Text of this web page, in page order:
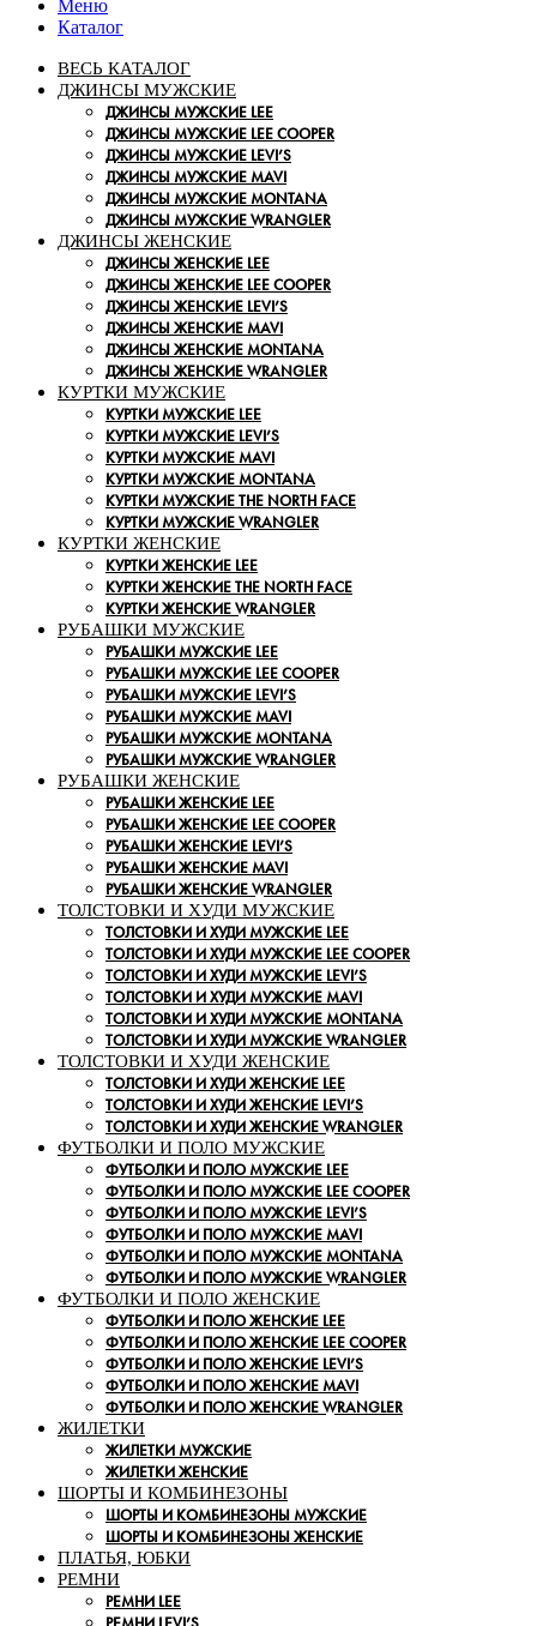
Меню
Каталог
ВЕСЬ КАТАЛОГ
ДЖИНСЫ МУЖСКИЕ
ДЖИНСЫ МУЖСКИЕ LEE
ДЖИНСЫ МУЖСКИЕ LEE COOPER
ДЖИНСЫ МУЖСКИЕ LEVI’S
ДЖИНСЫ МУЖСКИЕ MAVI
ДЖИНСЫ МУЖСКИЕ MONTANA
ДЖИНСЫ МУЖСКИЕ WRANGLER
ДЖИНСЫ ЖЕНСКИЕ
ДЖИНСЫ ЖЕНСКИЕ LEE
ДЖИНСЫ ЖЕНСКИЕ LEE COOPER
ДЖИНСЫ ЖЕНСКИЕ LEVI’S
ДЖИНСЫ ЖЕНСКИЕ MAVI
ДЖИНСЫ ЖЕНСКИЕ MONTANA
ДЖИНСЫ ЖЕНСКИЕ WRANGLER
КУРТКИ МУЖСКИЕ
КУРТКИ МУЖСКИЕ LEE
КУРТКИ МУЖСКИЕ LEVI’S
КУРТКИ МУЖСКИЕ MAVI
КУРТКИ МУЖСКИЕ MONTANA
КУРТКИ МУЖСКИЕ THE NORTH FACE
КУРТКИ МУЖСКИЕ WRANGLER
КУРТКИ ЖЕНСКИЕ
КУРТКИ ЖЕНСКИЕ LEE
КУРТКИ ЖЕНСКИЕ THE NORTH FACE
КУРТКИ ЖЕНСКИЕ WRANGLER
РУБАШКИ МУЖСКИЕ
РУБАШКИ МУЖСКИЕ LEE
РУБАШКИ МУЖСКИЕ LEE COOPER
РУБАШКИ МУЖСКИЕ LEVI’S
РУБАШКИ МУЖСКИЕ MAVI
РУБАШКИ МУЖСКИЕ MONTANA
РУБАШКИ МУЖСКИЕ WRANGLER
РУБАШКИ ЖЕНСКИЕ
РУБАШКИ ЖЕНСКИЕ LEE
РУБАШКИ ЖЕНСКИЕ LEE COOPER
РУБАШКИ ЖЕНСКИЕ LEVI’S
РУБАШКИ ЖЕНСКИЕ MAVI
РУБАШКИ ЖЕНСКИЕ WRANGLER
ТОЛСТОВКИ И ХУДИ МУЖСКИЕ
ТОЛСТОВКИ И ХУДИ МУЖСКИЕ LEE
ТОЛСТОВКИ И ХУДИ МУЖСКИЕ LEE COOPER
ТОЛСТОВКИ И ХУДИ МУЖСКИЕ LEVI’S
ТОЛСТОВКИ И ХУДИ МУЖСКИЕ MAVI
ТОЛСТОВКИ И ХУДИ МУЖСКИЕ MONTANA
ТОЛСТОВКИ И ХУДИ МУЖСКИЕ WRANGLER
ТОЛСТОВКИ И ХУДИ ЖЕНСКИЕ
ТОЛСТОВКИ И ХУДИ ЖЕНСКИЕ LEE
ТОЛСТОВКИ И ХУДИ ЖЕНСКИЕ LEVI’S
ТОЛСТОВКИ И ХУДИ ЖЕНСКИЕ WRANGLER
ФУТБОЛКИ И ПОЛО МУЖСКИЕ
ФУТБОЛКИ И ПОЛО МУЖСКИЕ LEE
ФУТБОЛКИ И ПОЛО МУЖСКИЕ LEE COOPER
ФУТБОЛКИ И ПОЛО МУЖСКИЕ LEVI’S
ФУТБОЛКИ И ПОЛО МУЖСКИЕ MAVI
ФУТБОЛКИ И ПОЛО МУЖСКИЕ MONTANA
ФУТБОЛКИ И ПОЛО МУЖСКИЕ WRANGLER
ФУТБОЛКИ И ПОЛО ЖЕНСКИЕ
ФУТБОЛКИ И ПОЛО ЖЕНСКИЕ LEE
ФУТБОЛКИ И ПОЛО ЖЕНСКИЕ LEE COOPER
ФУТБОЛКИ И ПОЛО ЖЕНСКИЕ LEVI’S
ФУТБОЛКИ И ПОЛО ЖЕНСКИЕ MAVI
ФУТБОЛКИ И ПОЛО ЖЕНСКИЕ WRANGLER
ЖИЛЕТКИ
ЖИЛЕТКИ МУЖСКИЕ
ЖИЛЕТКИ ЖЕНСКИЕ
ШОРТЫ И КОМБИНЕЗОНЫ
ШОРТЫ И КОМБИНЕЗОНЫ МУЖСКИЕ
ШОРТЫ И КОМБИНЕЗОНЫ ЖЕНСКИЕ
ПЛАТЬЯ, ЮБКИ
РЕМНИ
РЕМНИ LEE